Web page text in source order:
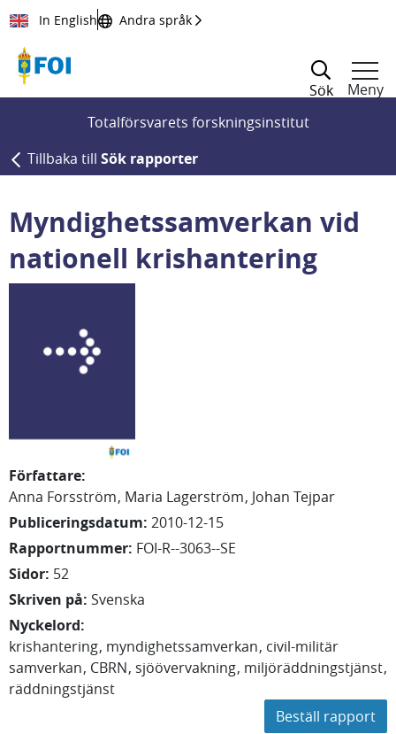
Till innehållet
In English Andra språk
Sök
Meny
Totalförsvarets forskningsinstitut
Tillbaka till Sök rapporter
Myndighetssamverkan vid
nationell krishantering
Författare:
Anna Forsström Maria Lagerström Johan Tejpar
Publiceringsdatum: 2010-12-15
Rapportnummer: FOI-R--3063--SE
Sidor: 52
Skriven på: Svenska
Nyckelord:
krishantering myndighetssamverkan civil-militär
samverkan CBRN sjöövervakning miljöräddningstjänst
räddningstjänst
Beställ rapport